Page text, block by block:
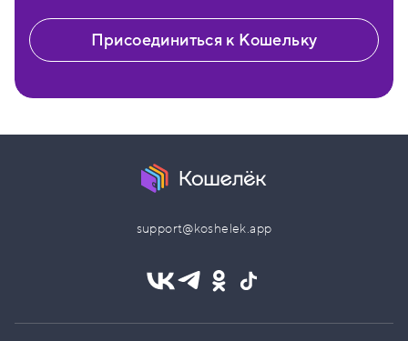
Присоединиться к Кошельку
support@koshelek.app